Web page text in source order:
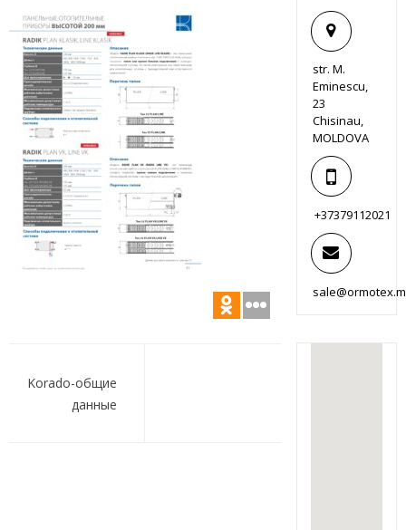
по
записям
Korado-общие
данные
str. M.
Eminescu,
23
Chisinau,
MOLDOVA
+37379112021